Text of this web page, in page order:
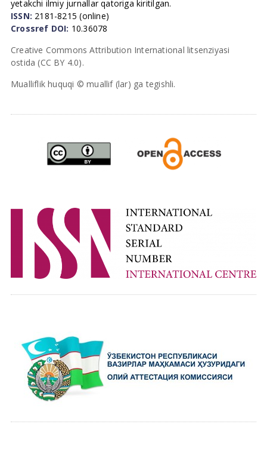
yetakchi ilmiy jurnallar qatoriga kiritilgan.
ISSN: 2181-8215 (online)
Crossref DOI: 10.36078
Creative Commons Attribution International litsenziyasi
ostida (CC BY 4.0).
Mualliflik huquqi © muallif (lar) ga tegishli.